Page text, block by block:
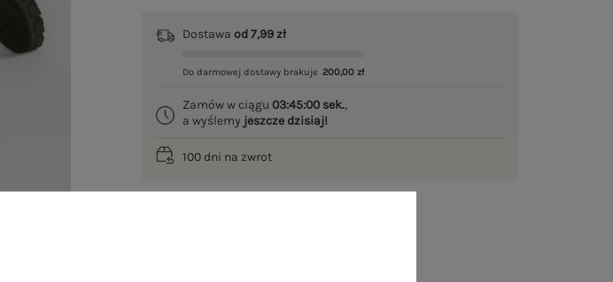
Dostawaod 7,99 zł
Do darmowej dostawy brakuje 200,00 zł
Zamów w ciągu03:44:59 sek.,
a wyślemy jeszcze dzisiaj!
100 dni na zwrot